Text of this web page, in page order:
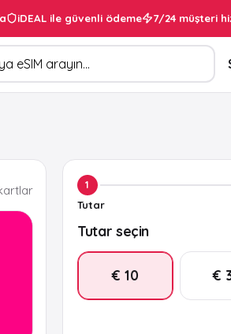
iDEAL ile güvenli ödeme 7/24 müşteri
1
Tutar
Tutar seçin
€ 10 €